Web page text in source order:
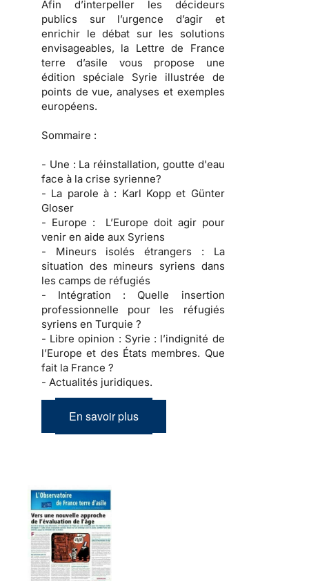
Afin d’interpeller les décideurs
publics sur l’urgence d’agir et
enrichir le débat sur les solutions
envisageables, la Lettre de France
terre d’asile vous propose une
édition spéciale Syrie illustrée de
points de vue, analyses et exemples
européens.
Sommaire :
- Une : La réinstallation, goutte d'eau
face à la crise syrienne?
- La parole à : Karl Kopp et Günter
Gloser
- Europe : L’Europe doit agir pour
venir en aide aux Syriens
- Mineurs isolés étrangers : La
situation des mineurs syriens dans
les camps de réfugiés
- Intégration : Quelle insertion
professionnelle pour les réfugiés
syriens en Turquie ?
- Libre opinion : Syrie : l’indignité de
l’Europe et des États membres. Que
fait la France ?
- Actualités juridiques.
En savoir plus